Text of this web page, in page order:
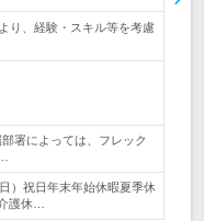
り、経験・スキル等を考慮
署によっては、フレック
）祝日年末年始休暇夏季休
護休…